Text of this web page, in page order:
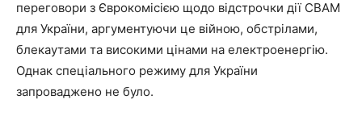
переговори з Єврокомісією щодо відстрочки дії CBAM
для України, аргументуючи це війною, обстрілами,
блекаутами та високими цінами на електроенергію.
Однак спеціального режиму для України
запроваджено не було.